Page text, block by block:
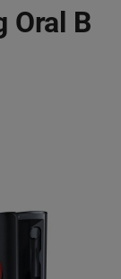
Oral B